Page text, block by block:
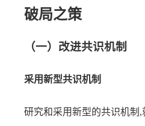
破局之策
（一）改进共识机制
采用新型共识机制
研究和采用新型的共识机制